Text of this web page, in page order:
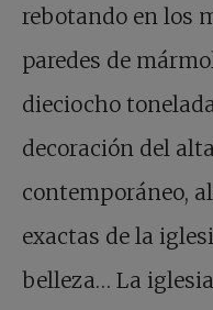
rebotando en los
paredes de
dieciocho
decoración del
contemporáneo,
exactas de la
belleza… La